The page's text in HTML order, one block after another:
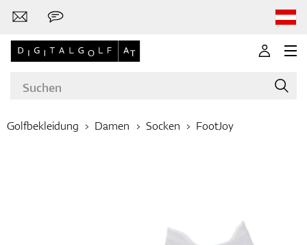
Golfbekleidung Damen Socken FootJoy